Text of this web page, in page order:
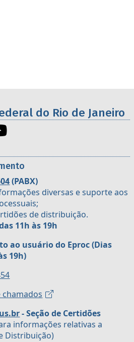
do Rio de Janeiro
(PABX)
diversas e suporte aos
de distribuição.
11h às 19h
ao usuário do Eproc (Dias
19h)
- Seção de Certidões
informações relativas a
Distribuição)